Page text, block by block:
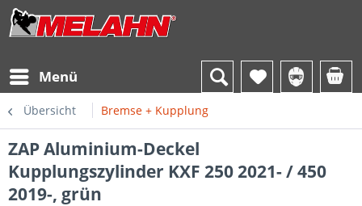
Menü
Übersicht Bremse + Kupplung
ZAP Aluminium-Deckel
Kupplungszylinder KXF 250 2021- / 450
2019-, grün